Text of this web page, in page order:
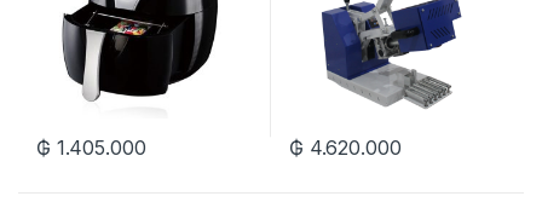
₲ 1.405.000 ₲ 4.620.000